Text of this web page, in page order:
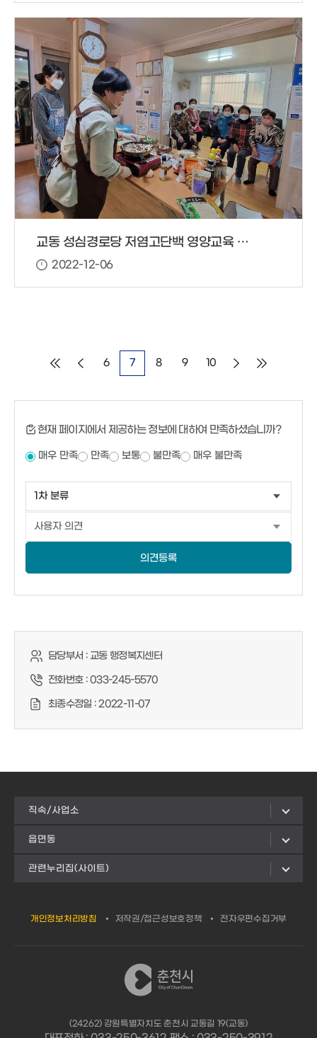
교동 성심경로당 저염고단백 영양교육 진행
2022-12-06
6 7 8 9 10
현재 페이지에서 제공하는 정보에 대하여 만족하셨습니까?
매우 만족 만족 보통 불만족 매우 불만족
의견등록
담당부서 :교동 행정복지센터
전화번호 :033-245-5570
최종수정일 :2022-11-07
직속/사업소
읍면동
관련누리집(사이트)
개인정보처리방침 저작권/접근성보호정책 전자우편수집거부
(24262) 강원특별자치도 춘천시 교동길 19(교동)